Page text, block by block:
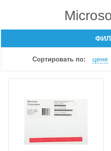
Сортировать по: цене